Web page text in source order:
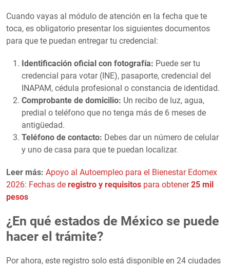
Cuando vayas al módulo de atención en la fecha que te
toca, es obligatorio presentar los siguientes documentos
para que te puedan entregar tu credencial:
Identificación oficial con fotografía: Puede ser tu
credencial para votar (INE), pasaporte, credencial del
INAPAM, cédula profesional o constancia de identidad.
Comprobante de domicilio: Un recibo de luz, agua,
predial o teléfono que no tenga más de 6 meses de
antigüedad.
Teléfono de contacto: Debes dar un número de celular
y uno de casa para que te puedan localizar.
Leer más: Apoyo al Autoempleo para el Bienestar Edomex
2026: Fechas de registro y requisitos para obtener25 mil
pesos
¿En qué estados de México se puede
hacer el trámite?
Por ahora, este registro solo está disponible en 24 ciudades